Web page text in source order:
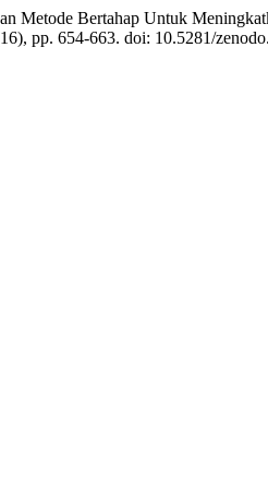
Metode Bertahap Untuk
pp. 654-663. doi: 10.5281/